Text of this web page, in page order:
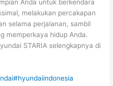
Anda untuk berkendara
melakukan percakapan
selama perjalanan, sambil
memperkaya hidup Anda.
STARIA selengkapnya di
#hyundaiindonesia